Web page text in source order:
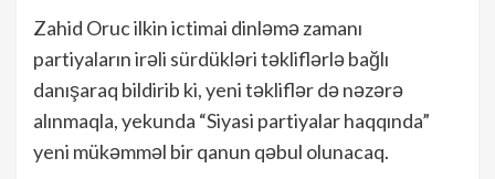
Zahid Oruc ilkin ictimai dinləmə zamanı
partiyaların irəli sürdükləri təkliflərlə bağlı
danışaraq bildirib ki, yeni təkliflər də nəzərə
alınmaqla, yekunda “Siyasi partiyalar haqqında”
yeni mükəmməl bir qanun qəbul olunacaq.